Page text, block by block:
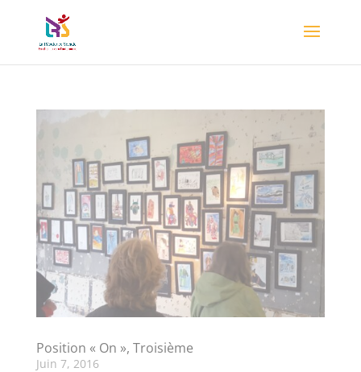
Position « On », Troisième
Juin 7, 2016